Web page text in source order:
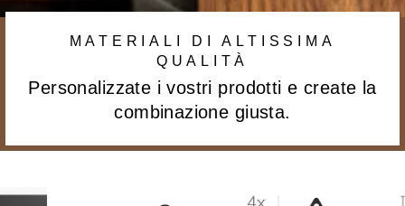
MATERIALI DI ALTISSIMA
QUALITÀ
Personalizzate i vostri prodotti e create la
combinazione giusta.